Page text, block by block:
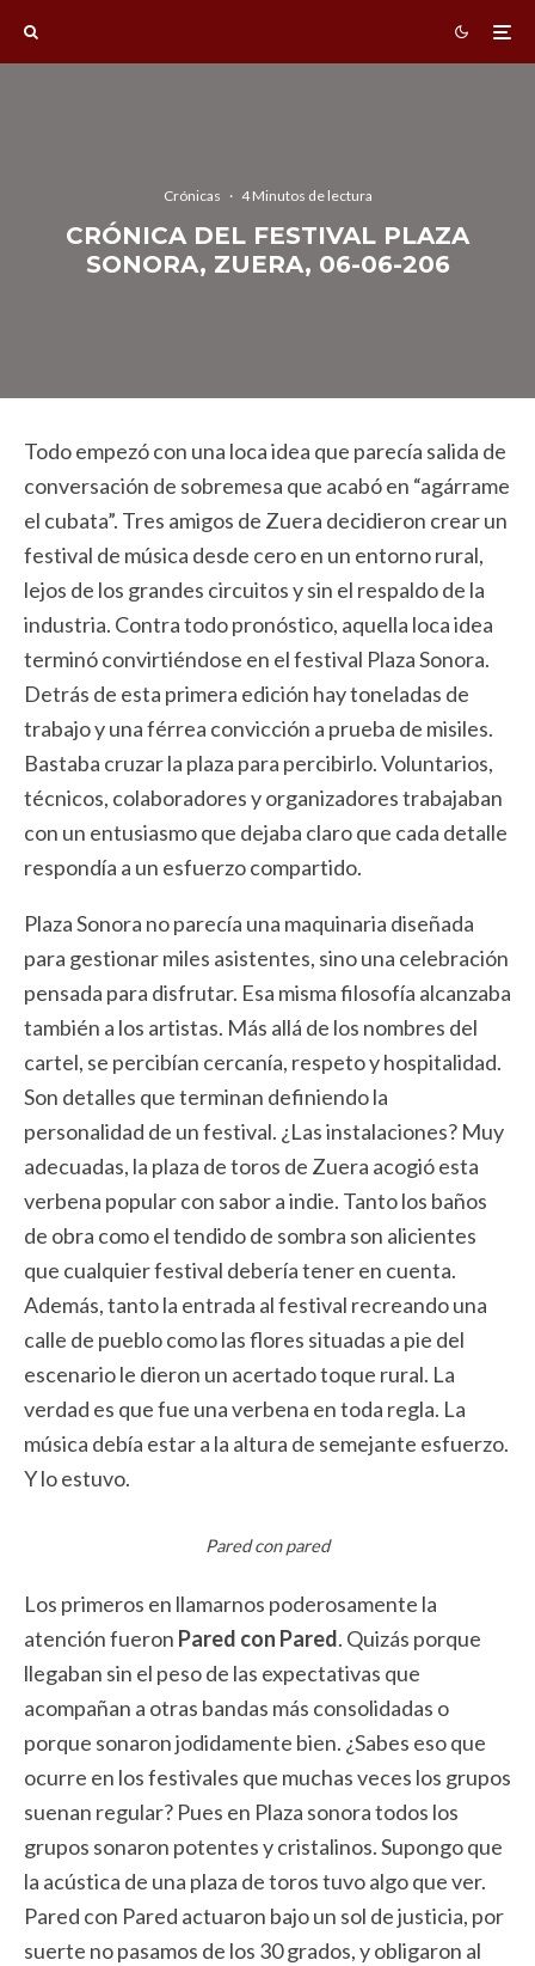
Crónicas · 4 Minutos de lectura
CRÓNICA DEL FESTIVAL PLAZA
SONORA, ZUERA, 06-06-206
Todo empezó con una loca idea que parecía salida de
conversación de sobremesa que acabó en “agárrame
el cubata”. Tres amigos de Zuera decidieron crear un
festival de música desde cero en un entorno rural,
lejos de los grandes circuitos y sin el respaldo de la
industria. Contra todo pronóstico, aquella loca idea
terminó convirtiéndose en el festival Plaza Sonora.
Detrás de esta primera edición hay toneladas de
trabajo y una férrea convicción a prueba de misiles.
Bastaba cruzar la plaza para percibirlo. Voluntarios,
técnicos, colaboradores y organizadores trabajaban
con un entusiasmo que dejaba claro que cada detalle
respondía a un esfuerzo compartido.
Plaza Sonora no parecía una maquinaria diseñada
para gestionar miles asistentes, sino una celebración
pensada para disfrutar. Esa misma filosofía alcanzaba
también a los artistas. Más allá de los nombres del
cartel, se percibían cercanía, respeto y hospitalidad.
Son detalles que terminan definiendo la
personalidad de un festival. ¿Las instalaciones? Muy
adecuadas, la plaza de toros de Zuera acogió esta
verbena popular con sabor a indie. Tanto los baños
de obra como el tendido de sombra son alicientes
que cualquier festival debería tener en cuenta.
Además, tanto la entrada al festival recreando una
calle de pueblo como las flores situadas a pie del
escenario le dieron un acertado toque rural. La
verdad es que fue una verbena en toda regla. La
música debía estar a la altura de semejante esfuerzo.
Y lo estuvo.
Pared con pared
Los primeros en llamarnos poderosamente la
atención fueron Pared con Pared. Quizás porque
llegaban sin el peso de las expectativas que
acompañan a otras bandas más consolidadas o
porque sonaron jodidamente bien. ¿Sabes eso que
ocurre en los festivales que muchas veces los grupos
suenan regular? Pues en Plaza sonora todos los
grupos sonaron potentes y cristalinos. Supongo que
la acústica de una plaza de toros tuvo algo que ver.
Pared con Pared actuaron bajo un sol de justicia, por
suerte no pasamos de los 30 grados, y obligaron al